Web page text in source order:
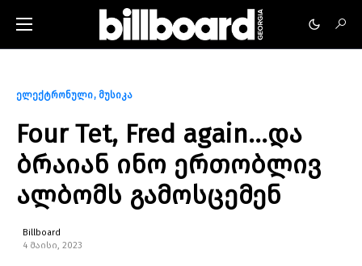
ელექტრონული მუსიკა
Four Tet, Fred again…და
ბრაიან ინო ერთობლივ
ალბომს გამოსცემენ
Billboard
4 მაისი, 2023